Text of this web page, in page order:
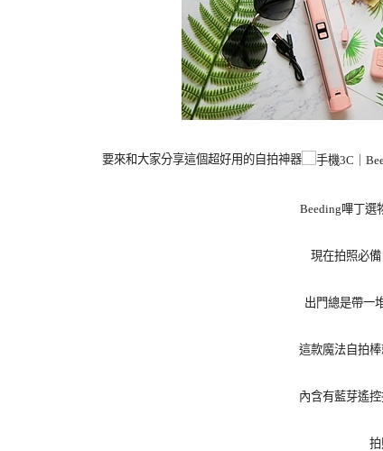
要來和大家分享這個超好用的自拍神器
Beeding嗶丁選
現在拍照必
出門總是帶一
這款魔法自拍
內含有藍芽遙
拍